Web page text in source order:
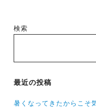
の
ペ
送
ー
検索
最近の投稿
暑くなってきたからこそ